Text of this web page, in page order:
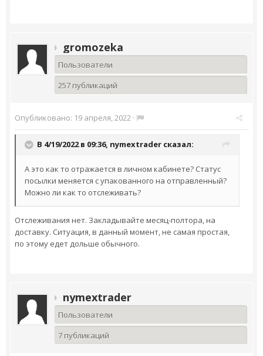
gromozeka
Пользователи
257 публикаций
Опубликовано: 19 апреля, 2022 ·
В 4/19/2022 в 09:36, nymextrader сказал:
А это как то отражается в личном кабинете? Статус
посылки меняется с упакованного на отправленный?
Можно ли как то отслеживать?
Отслеживания нет. Закладывайте месяц-полтора, на
доставку. Ситуация, в данный момент, не самая простая,
по этому едет дольше обычного.
nymextrader
Пользователи
7 публикаций